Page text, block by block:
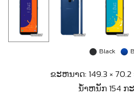
Black
ຂະຫນາດ: 149.3 ×
ນ້ຳຫນັກ 154 ກ